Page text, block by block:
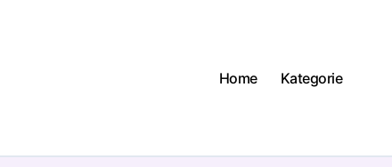
Home Kategorie